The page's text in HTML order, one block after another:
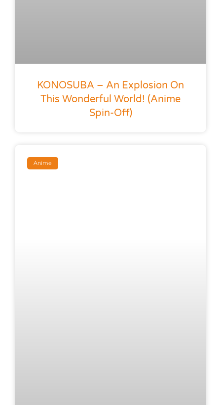
KONOSUBA – An Explosion On
This Wonderful World! (anime
Spin-Off)
Anime